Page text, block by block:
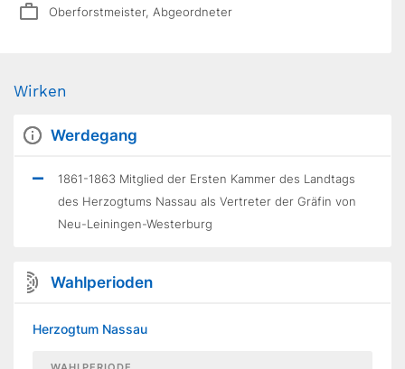
Oberforstmeister, Abgeordneter
Wirken
Werdegang
1861-1863 Mitglied der Ersten Kammer des Landtags
des Herzogtums Nassau als Vertreter der Gräfin von
Neu-Leiningen-Westerburg
Wahlperioden
Herzogtum Nassau